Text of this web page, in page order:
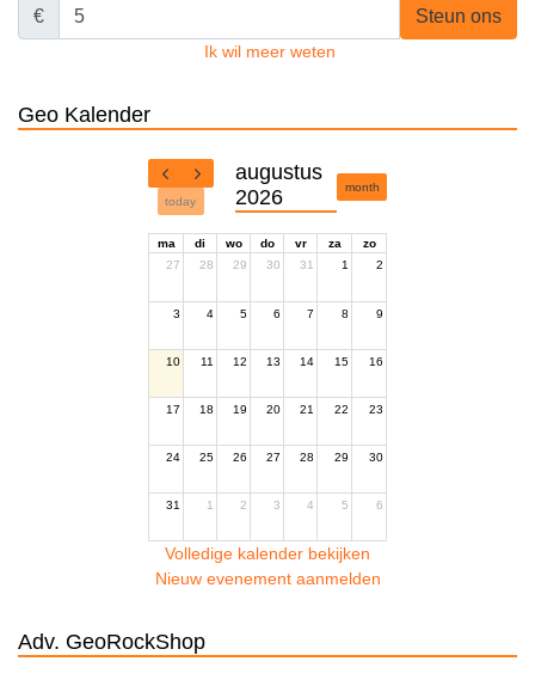
€ Steun ons
Ik wil meer weten
Geo Kalender
today
augustus
2026
month
ma di wo do vr za
zo
27
28 29 30 31 1 2
3 4 5 6 7 8 9
10 11 12 13 14 15 16
17 18 19 20 21 22 23
24 25 26 27 28 29 30
31 1 2 3 4 5 6
Volledige kalender bekijken
Nieuw evenement aanmelden
Adv. GeoRockShop